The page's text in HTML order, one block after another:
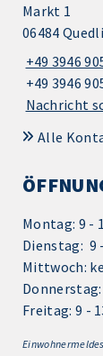
Markt 1
06484
+49 3946
+49 3946
Nachricht
Alle
Montag: 9 -
Dienstag: 9
Mittwoch:
Donnerstag:
Freitag: 9 -